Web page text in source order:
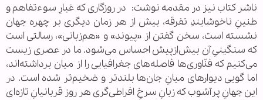
ناشر کتاب نیز در مقدمه نوشت: در روزگاری که غبارِ سوءتفاهم و
طنینِ ناخوشایندِ تفرقه، بیش از هر زمان دیگری بر چهره جهان
نشسته است، سخن گفتن از «پیوند» و «هم‌زبانی»، رسالتی است
که سنگینیِ آن بیش‌ازپیش احساس می‌شود. ما در عصری زیست
می‌کنیم که فنّاوری‌ها فاصله‌های جغرافیایی را از میان برداشته‌اند،
اما گویی دیوارهای میانِ جان‌ها بلندتر و ضخیم‌تر شده است. در
این جهانِ پرآشوب که زبانِ سرخِ افراطی‌گری هر روز قربانیانِ تازه‌ای